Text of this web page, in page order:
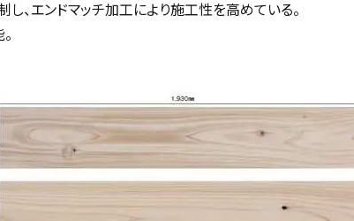
、エンドマッチ加工により施工性を高めている。